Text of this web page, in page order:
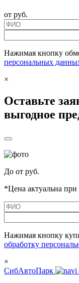
от руб.
Нажимая кнопку
персональных
×
Оставьте
выгодное
До от руб.
*Цена актуальна
Нажимая кнопку
обработку
×
СибАвтоПарк